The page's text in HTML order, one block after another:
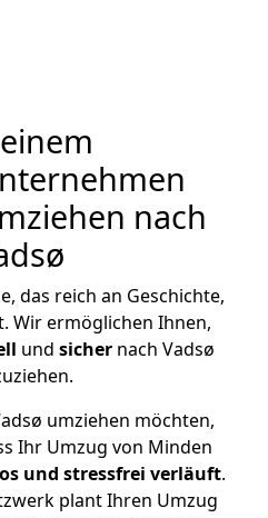
nach
das reich an Geschichte,
Wir ermöglichen Ihnen,
und sichernach Vadsø
umziehen möchten,
Ihr Umzug von Minden
und stressfrei verläuft.
plant Ihren Umzug